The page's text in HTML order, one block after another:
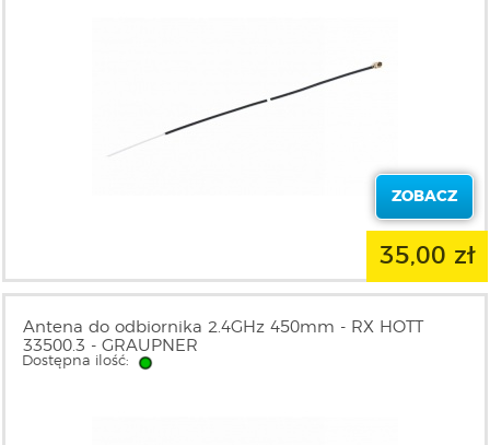
ZOBACZ
35,00 zł
Antena do odbiornika 2.4GHz 450mm - RX HOTT
33500.3 - GRAUPNER
Dostępna ilość: